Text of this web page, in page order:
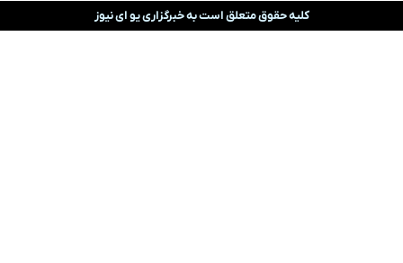
کلیه حقوق متعلق است به خبرگزاری یو ای نیوز